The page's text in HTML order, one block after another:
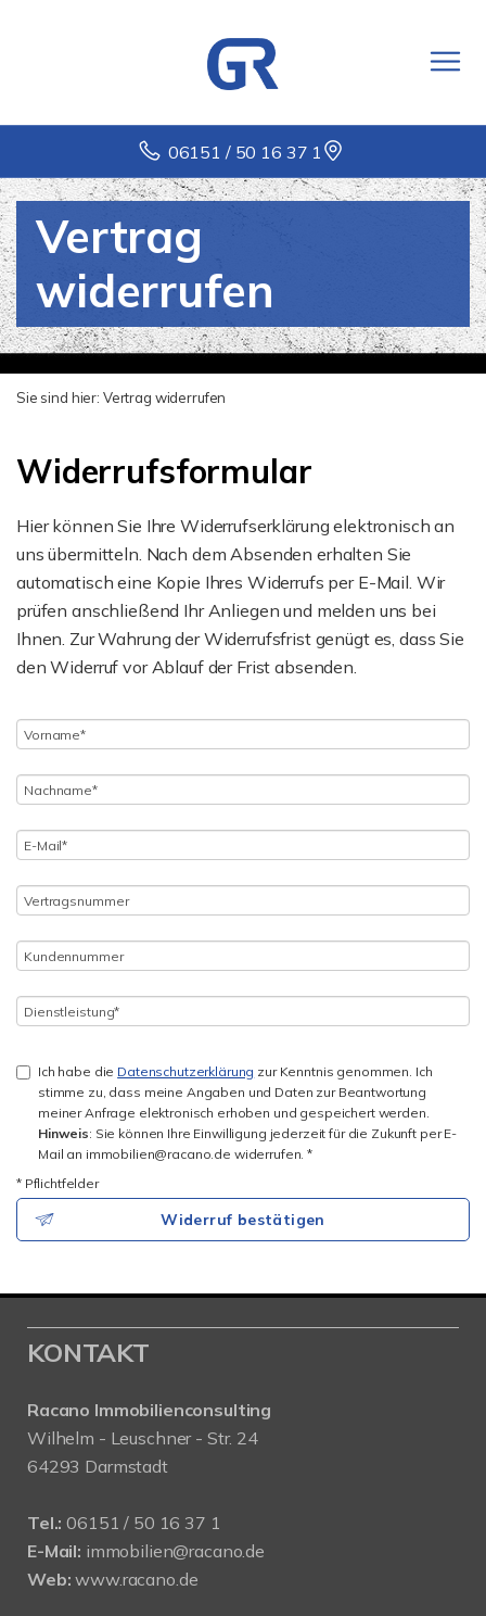
06151 / 50 16 37 1
Vertrag
widerrufen
Sie sind hier: Vertrag widerrufen
Widerrufsformular
Hier können Sie Ihre Widerrufserklärung elektronisch an
uns übermitteln. Nach dem Absenden erhalten Sie
automatisch eine Kopie Ihres Widerrufs per E-Mail. Wir
prüfen anschließend Ihr Anliegen und melden uns bei
Ihnen. Zur Wahrung der Widerrufsfrist genügt es, dass Sie
den Widerruf vor Ablauf der Frist absenden.
Ich habe die Datenschutzerklärung zur Kenntnis genommen. Ich
stimme zu, dass meine Angaben und Daten zur Beantwortung
meiner Anfrage elektronisch erhoben und gespeichert werden.
Hinweis: Sie können Ihre Einwilligung jederzeit für die Zukunft per E-
Mail an immobilien@racano.de widerrufen. *
* Pflichtfelder
Widerruf bestätigen
KONTAKT
Racano Immobilienconsulting
Wilhelm - Leuschner - Str. 24
64293 Darmstadt
Tel.: 06151 / 50 16 37 1
E-Mail: immobilien@racano.de
Web: www.racano.de